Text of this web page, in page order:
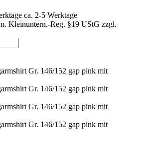
ca. 2-5 Werktage
Kleinuntern.-Reg. §19 UStG zzgl.